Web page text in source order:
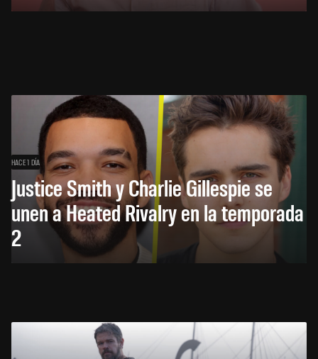
HACE 1 DÍA
Justice Smith y Charlie Gillespie se
unen a Heated Rivalry en la temporada
2